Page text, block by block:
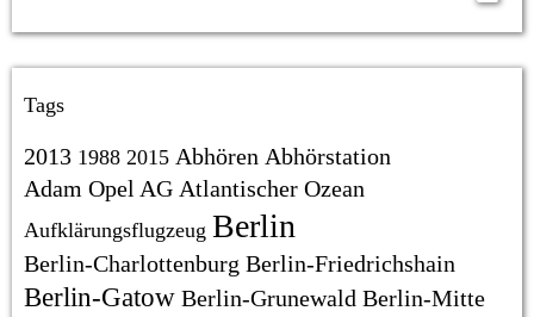
Tags
2013 1988 2015 Abhören Abhörstation
Adam Opel AG Atlantischer Ozean
Aufklärungsflugzeug Berlin
Berlin-Charlottenburg Berlin-Friedrichshain
Berlin-Gatow Berlin-Grunewald Berlin-Mitte